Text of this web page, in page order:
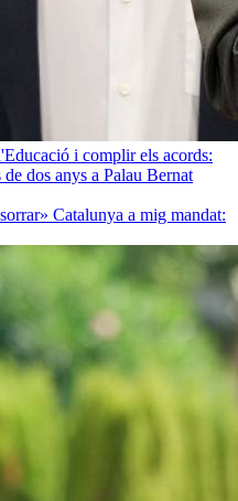
i complir els acords:
dos anys a Palau Bernat
Catalunya a mig mandat: